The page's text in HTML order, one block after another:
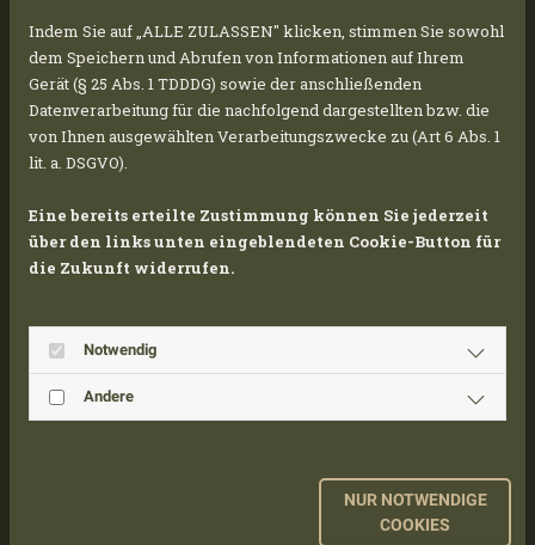
the soil is further stabilized and additionally
offers a valuable food source for insects.
Due to the shading properties of the plant, soil
temperature and water evaporation are also
reduced, which positively affects the
microclimate. In this way, the nutrient
construction of the Schloen PV plant, will
revitalize a piped water trench and reactivate
Indem Sie auf „ALLE ZULASSEN" klicken, stimmen Sie sowohl
dem Speichern und Abrufen von Informationen auf Ihrem
Gerät (§ 25 Abs. 1 TDDDG) sowie der anschließenden
Datenverarbeitung für die nachfolgend dargestellten bzw. die
von Ihnen ausgewählten Verarbeitungszwecke zu (Art 6 Abs. 1
lit. a. DSGVO).
Eine bereits erteilte Zustimmung können Sie jederzeit
über den links unten eingeblendeten Cookie-Button für
die Zukunft widerrufen.
Notwendig
Andere
NUR NOTWENDIGE
COOKIES